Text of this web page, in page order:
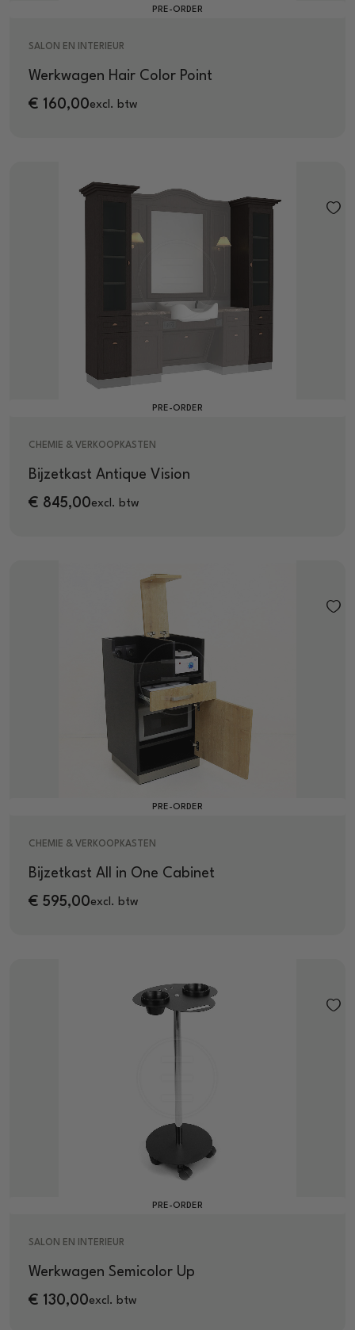
PRE-ORDER
SALON EN INTERIEUR
Werkwagen Hair Color Point
€ 160,00excl. btw
PRE-ORDER
CHEMIE & VERKOOPKASTEN
Bijzetkast Antique Vision
€ 845,00excl. btw
PRE-ORDER
CHEMIE & VERKOOPKASTEN
Bijzetkast All in One Cabinet
€ 595,00excl. btw
PRE-ORDER
SALON EN INTERIEUR
Werkwagen Semicolor Up
€ 130,00excl. btw